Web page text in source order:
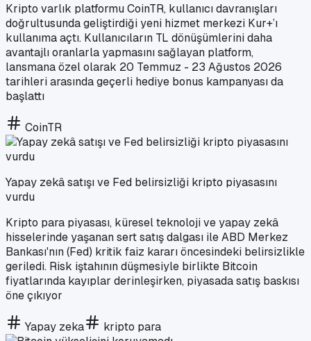
Kripto varlık platformu CoinTR, kullanıcı davranışları
doğrultusunda geliştirdiği yeni hizmet merkezi Kur+’ı
kullanıma açtı. Kullanıcıların TL dönüşümlerini daha
avantajlı oranlarla yapmasını sağlayan platform,
lansmana özel olarak 20 Temmuz - 23 Ağustos 2026
tarihleri arasında geçerli hediye bonus kampanyası da
başlattı
CoinTR
Yapay zekâ satışı ve Fed belirsizliği kripto piyasasını
vurdu
Kripto para piyasası, küresel teknoloji ve yapay zekâ
hisselerinde yaşanan sert satış dalgası ile ABD Merkez
Bankası'nın (Fed) kritik faiz kararı öncesindeki belirsizlikle
geriledi. Risk iştahının düşmesiyle birlikte Bitcoin
fiyatlarında kayıplar derinleşirken, piyasada satış baskısı
öne çıkıyor
Yapay zeka kripto para